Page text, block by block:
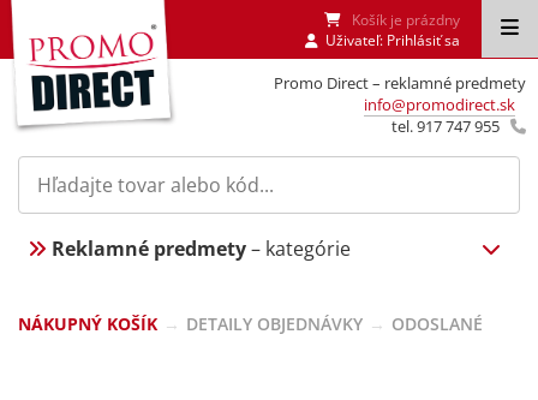
Promo Direct – reklamné predmety
info@promodirect.sk
tel. 917 747 955
Košík je prázdny
Uživateľ: Prihlásiť sa
Reklamné predmety– kategórie
NÁKUPNÝ KOŠÍK → DETAILY OBJEDNÁVKY → ODOSLANÉ